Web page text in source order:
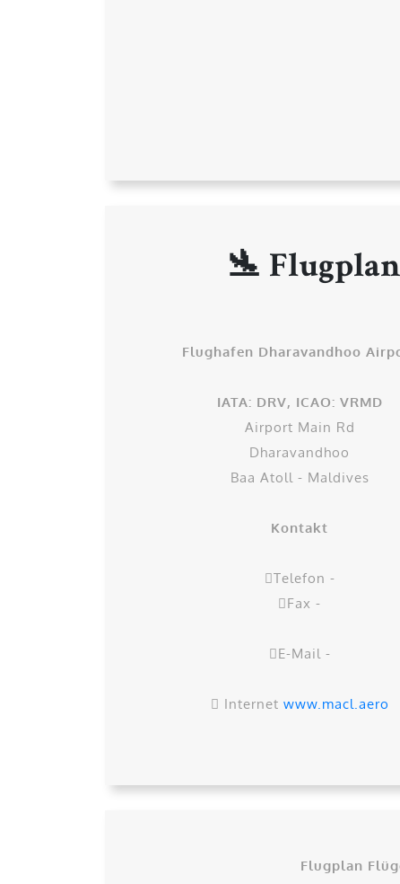
🛬
Flughafen Dharavandhoo
IATA: DRV, ICAO: VRMD
Airport Main Rd
Dharavandhoo
Baa Atoll - Maldives
Kontakt
Telefon -
Fax -
E-Mail -
Internet www.macl.aero
Flugplan